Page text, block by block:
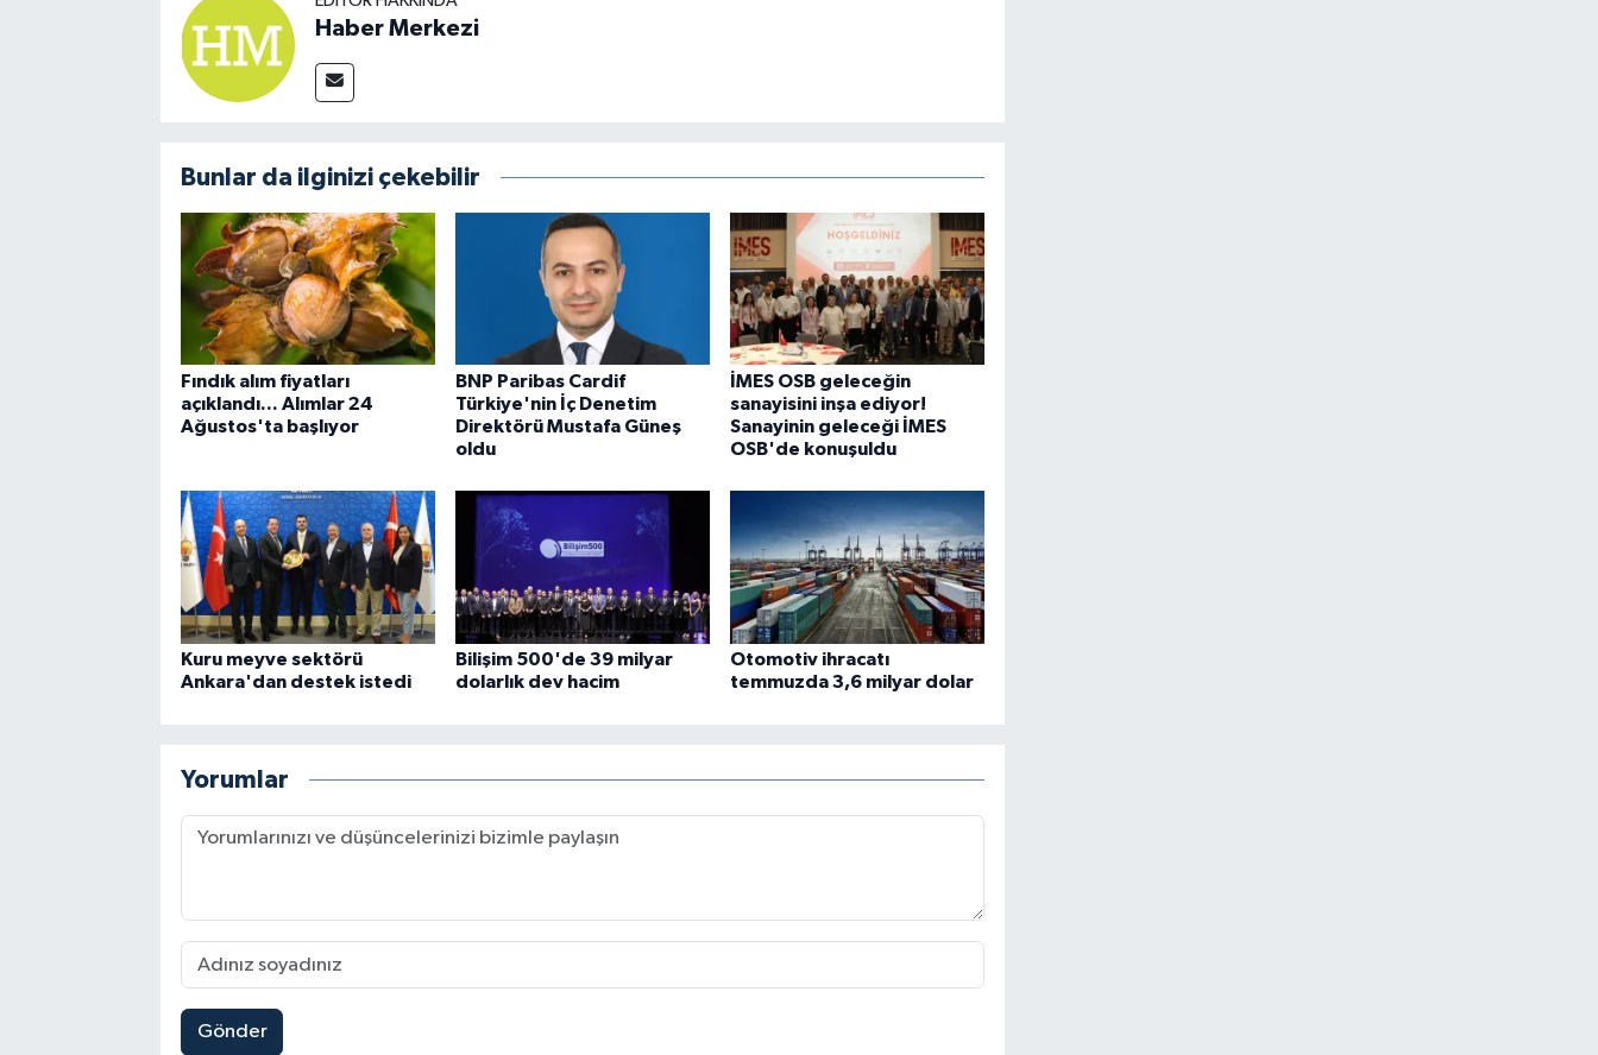
Haber Merkezi
Bunlar da ilginizi çekebilir
Fındık alım fiyatları
açıklandı... Alımlar 24
Ağustos'ta başlıyor
BNP Paribas Cardif
Türkiye'nin İç Denetim
Direktörü Mustafa Güneş
oldu
İMES OSB geleceğin
sanayisini inşa ediyor!
Sanayinin geleceği İMES
OSB'de konuşuldu
Kuru meyve sektörü
Ankara'dan destek istedi
Bilişim 500'de 39 milyar
dolarlık dev hacim
Otomotiv ihracatı
temmuzda 3,6 milyar dolar
Yorumlar
Gönder